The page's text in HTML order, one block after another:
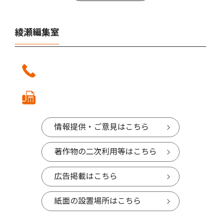
綾瀬編集室
情報提供・ご意見はこちら
著作物の二次利用等はこちら
広告掲載はこちら
紙面の設置場所はこちら